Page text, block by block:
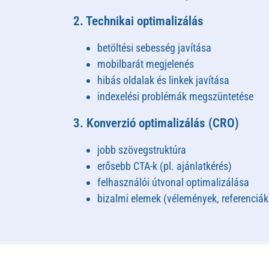
2. Technikai optimalizálás
betöltési sebesség javítása
mobilbarát megjelenés
hibás oldalak és linkek javítása
indexelési problémák megszüntetése
3. Konverzió optimalizálás (CRO)
jobb szövegstruktúra
erősebb CTA-k (pl. ajánlatkérés)
felhasználói útvonal optimalizálása
bizalmi elemek (vélemények,